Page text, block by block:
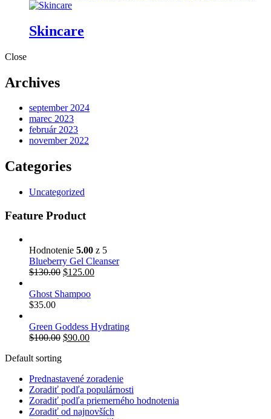
Skincare
Close
Archives
september 2024
marec 2023
február 2023
november 2022
Categories
Uncategorized
Feature Product
Hodnotenie 5.00 z 5
Blueberry Gel Cleanser
$130.00 Pôvodná
bola:
$125.00Aktuálna
Ghost Shampoo
$35.00
Green Goddess Hydrating
$100.00 Pôvodná
$90.00Aktuálna
Default sorting
Prednastavené zoradenie
Zoradiť podľa populárnosti
Zoradiť podľa priemerného hodnotenia
Zoradiť od najnovších